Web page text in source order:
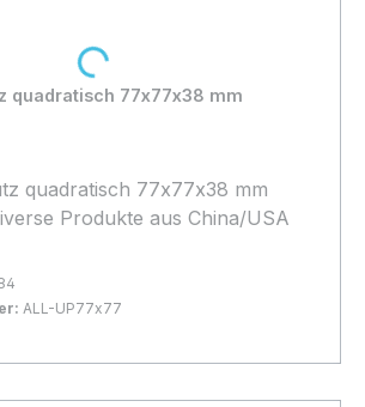
quadratisch 77x77x38 mm
quadratisch 77x77x38 mm
Produkte aus China/USA
ALL-UP77x77
Loading...